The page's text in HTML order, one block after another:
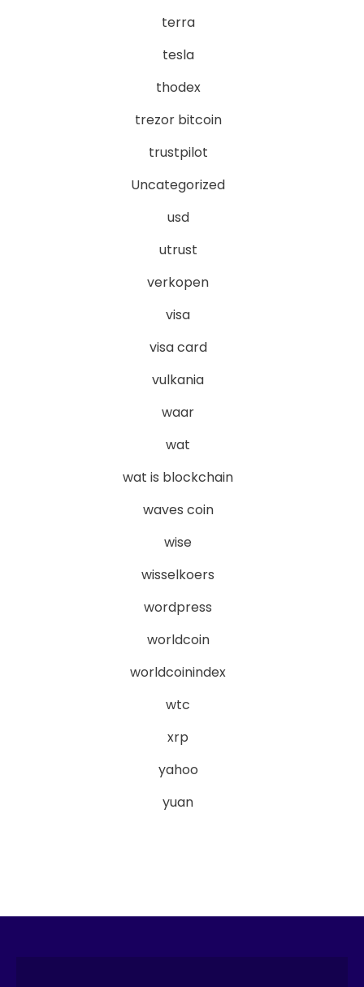
terra
tesla
thodex
trezor bitcoin
trustpilot
Uncategorized
usd
utrust
verkopen
visa
visa card
vulkania
waar
wat
wat is blockchain
waves coin
wise
wisselkoers
wordpress
worldcoin
worldcoinindex
wtc
xrp
yahoo
yuan